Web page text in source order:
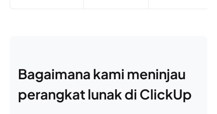
Bagaimana kami meninjau
perangkat lunak di ClickUp